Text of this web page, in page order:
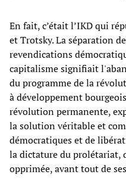
En fait, c’était l’IKD qui
et Trotsky. La séparation
revendications
capitalisme signifiait
du programme de la
à développement
révolution permanente,
la solution véritable et
démocratiques et de
la dictature du prolétariat,
opprimée, avant tout de